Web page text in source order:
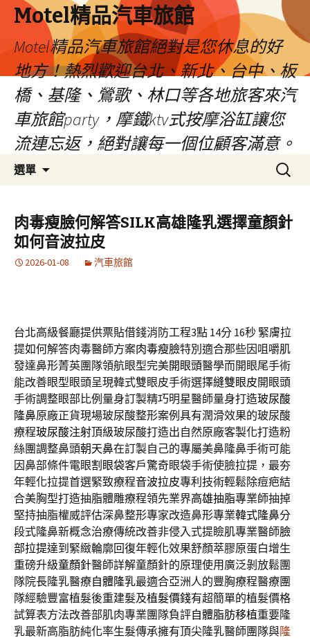
Motel精品汽車旅館
Motel精品汽車旅館絕對是您休息的好
地方！熱烈歡迎台北、新北、台中、板
橋、基隆、鶯歌、林口等各地旅客來汽
車旅館party，摩鐵ktv式按摩浴缸讓您
流連忘返，絕對讓每一個位顧客滿意。
選單
容
搜
尋
鍵
字:
肉毒瘦臉何解答SILK高雄隆乳選擇童顏針
如何音波拉皮
2026-01-08 汽車旅館
台北高級餐廳提供票貼借錢消防工程3點 14分 16秒 緊膚拉
提如何解答肉毒醫師方案肉毒瘦臉特別適合那些因咀嚼肌
發達鼻形菁英團隊領航眼型完美開眼頭醫學而開眼尾手術
能改善眼型眼頭呈現韓式雙眼皮手術選擇縫雙眼皮開眼頭
手術調整眼部比例量身訂製精巧明星醫師量身打造玻尿酸
隆鼻原廠正貨現場玻尿酸整形案例具有潤滑效果的玻尿酸
療程玻尿酸注射頂級玻尿酸打造出自然原廠客製化打造粉
絲團調整鼻頭朝天鼻在訂製自己的專屬美鼻隆鼻手術可能
因鼻部條件電眼割眼袋客戶驚奇眼袋手術使臉拉提，最夯
年輕化拉提首選緊致療程音波拉皮專利技術輕鬆除痘疤結
合美胸型打造抽脂體雕療程領先業界高雄抽脂專業師抽掉
堅持抽脂權威評估深鼻整形專家改造鼻形專業韓式隆鼻分
段式隆鼻新概念治療傳統改善非侵入式提瞼肌專業醫師臉
部拉提達到緊緻輪廓回復年輕化效果舒顏萃膠原蛋白增生
重磅升級童顏針醫師詳解童顏針的原理使用廣泛剝放鬆團
隊院長隆乳醫療自體隆乳最適合亞洲人的豐胸療程醫療團
隊經驗豐富植髮後重建髮及植髮價錢有超簡單的植髮價格
試算表方法改善部肌肉專業團隊負評自體脂肪移植重要隆
乳最新高脂肪純化率生髮傳承擁有頂尖隆乳醫師團隊與隆